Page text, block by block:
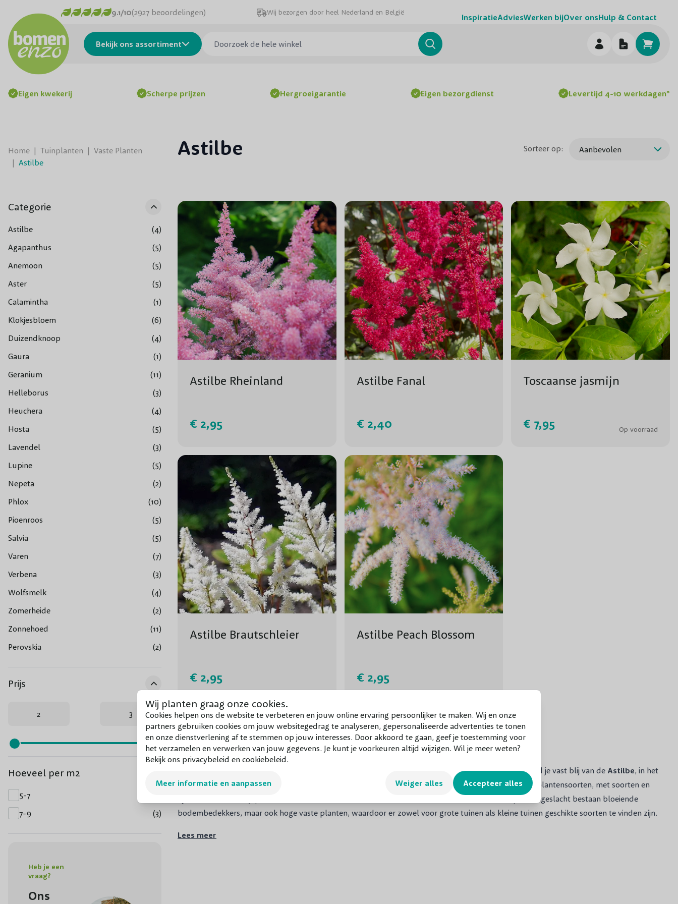
Wij planten graag onze cookies.
Cookies helpen ons de website te verbeteren en jouw online ervaring persoonlijker te maken. Wij en onze
partners gebruiken cookies om jouw websitegedrag te analyseren, gepersonaliseerde advertenties te tonen
en onze dienstverlening af te stemmen op jouw interesses. Door akkoord te gaan, geef je toestemming voor
het verzamelen en verwerken van jouw gegevens. Je kunt je voorkeuren altijd wijzigen. Wil je meer weten?
Bekijk ons privacybeleid en cookiebeleid.
Meer informatie en aanpassen Weiger alles Accepteer alles
9.1/10(2927 beoordelingen) Wij bezorgen door heel Nederland en België InspiratieAdviesWerken bijOver onsHulp & Contact
Bekijk ons assortiment
Search
Eigen kwekerij Scherpe prijzen Hergroeigarantie Eigen bezorgdienst Levertijd 4-10 werkdagen*
Home | Tuinplanten | Vaste Planten
| Astilbe
Astilbe Sorteer op:
Categorie
Astilbe
(4)
Agapanthus
(5)
Anemoon
(5)
Aster
(5)
Calamintha
(1)
Klokjesbloem
(6)
Duizendknoop
(4)
Gaura
(1)
Geranium
(11)
Helleborus
(3)
Heuchera
(4)
Hosta
(5)
Lavendel
(3)
Lupine
(5)
Nepeta
(2)
Phlox
(10)
Pioenroos
(5)
Salvia
(5)
Varen
(7)
Verbena
(3)
Wolfsmelk
(4)
Zomerheide
(2)
Zonnehoed
(11)
Perovskia
(2)
Prijs
Hoeveel per m2
5-7
7-9
(3)
Heb je een
vraag?
Ons
Astilbe Rheinland
€ 2,95
Astilbe Fanal
€ 2,40
Toscaanse jasmijn
€ 7,95 Op voorraad
Astilbe Brautschleier
€ 2,95
Astilbe Peach Blossom
€ 2,95
Astilbe kopen
Wil je geen uren in de tuin hoeven te spenderen, maar wel genieten van een fraaie tuinplant? Dan word je vast blij van de Astilbe, in het
NederlandsPluimspireagenoemd. Astilbe is een geslacht van circa vijfentwintig langbloeiende vaste plantensoorten, met soorten en
hybriden de Astilbe japonica, Astilbe arendsii en Astilbe chinensis als de bekendste. Binnen het plantengeslacht bestaan bloeiende
bodembedekkers, maar ook hoge vaste planten, waardoor er zowel voor grote tuinen als kleine tuinen geschikte soorten te vinden zijn.
gebladerte uitsteken. Deze zijn wit, roze, rood of paars, trekken veel vlinders, bijen en hommels aan en zijn ook geschikt als snijbloemen.
Lees meer